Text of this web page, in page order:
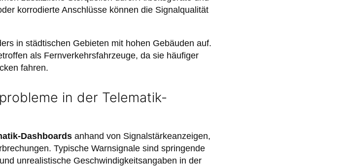
korrodierte Anschlüsse können die Signalqualität
in städtischen Gebieten mit hohen Gebäuden auf.
als Fernverkehrsfahrzeuge, da sie häufiger
fahren.
in der Telematik-
Dashboards anhand von Signalstärkeanzeigen,
Typische Warnsignale sind springende
unrealistische Geschwindigkeitsangaben in der